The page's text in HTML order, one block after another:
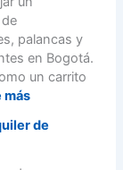
d
e
M
palancas y
en Bogotá.
un carrito
más:
【
de